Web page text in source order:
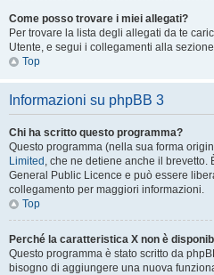
Come posso trovare i miei allegati?
Per trovare la lista degli allegati da te
Utente, e segui i collegamenti alla
Top
Informazioni su phpBB 3
Chi ha scritto questo programma?
Questo programma (nella sua forma
Limited , che ne detiene anche il brevetto.
General Public Licence e può essere
collegamento per maggiori informazioni.
Top
Perché la caratteristica X non è
Questo programma è stato scritto da
bisogno di aggiungere una nuova